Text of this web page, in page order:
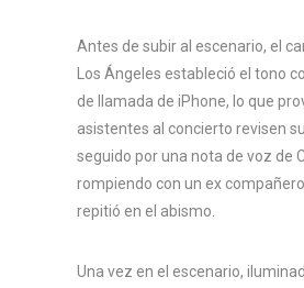
Antes de subir al escenario, el
Los Ángeles estableció el tono
de llamada de iPhone, lo que
asistentes al concierto revisen
seguido por una nota de voz de
rompiendo con un ex
repitió en el abismo.
Una vez en el escenario,